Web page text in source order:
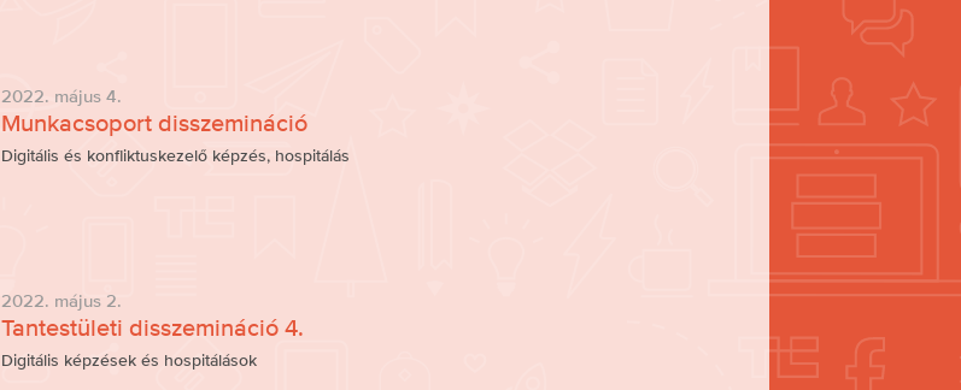
2022. május 4.
Munkacsoport disszemináció
Digitális és konfliktuskezelő képzés, hospitálás
2022. május 2.
Tantestületi disszemináció 4.
Digitális képzések és hospitálások